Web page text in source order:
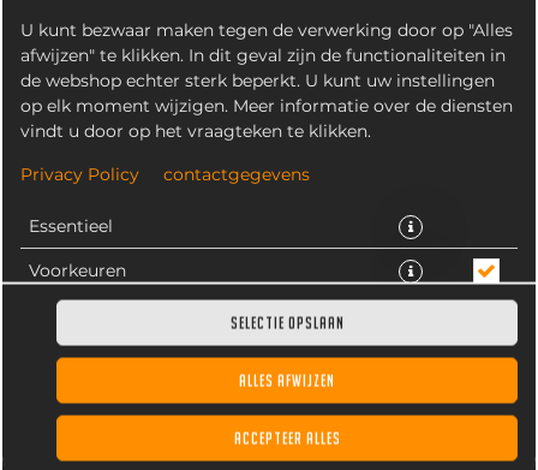
U kunt bezwaar maken tegen de verwerking door op "Alles
afwijzen" te klikken. In dit geval zijn de functionaliteiten in
de webshop echter sterk beperkt. U kunt uw instellingen
op elk moment wijzigen. Meer informatie over de diensten
vindt u door op het vraagteken te klikken.
Privacy Policy contactgegevens
Essentieel
Voorkeuren
SELECTIE OPSLAAN
ALLES AFWIJZEN
ACCEPTEER ALLES
Lipton Ice Tea Sparkling, gekoeld. Inhoud 33CL